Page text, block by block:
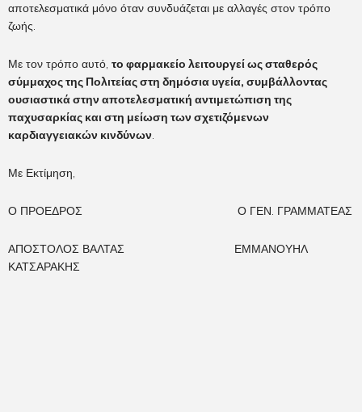
αποτελεσματικά μόνο όταν συνδυάζεται με αλλαγές στον τρόπο
ζωής.
Με τον τρόπο αυτό, το φαρμακείο λειτουργεί ως σταθερός
σύμμαχος της Πολιτείας στη δημόσια υγεία, συμβάλλοντας
ουσιαστικά στην αποτελεσματική αντιμετώπιση της
παχυσαρκίας και στη μείωση των σχετιζόμενων
καρδιαγγειακών κινδύνων
Με Εκτίμηση,
Ο ΠΡΟΕΔΡΟΣ Ο ΓΕΝ. ΓΡΑΜΜΑΤΕΑΣ
ΑΠΟΣΤΟΛΟΣ ΒΑΛΤΑΣ ΕΜΜΑΝΟΥΗΛ
ΚΑΤΣΑΡΑΚΗΣ